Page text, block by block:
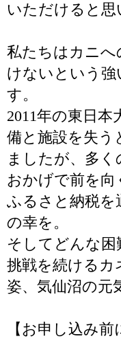
いただけると思
私たちはカニ
けないという強
す。
2011年の東日本
備と施設を失う
ましたが、多
おかげで前を向
ふるさと納税を
の幸を。
そしてどんな困
挑戦を続けるカ
姿、気仙沼の元
【お申し込み